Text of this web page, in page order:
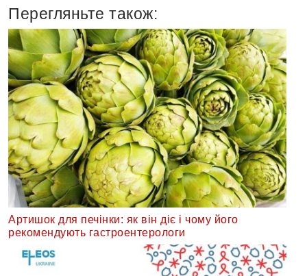
Перегляньте також:
Артишок для печінки: як він діє і чому його
рекомендують гастроентерологи